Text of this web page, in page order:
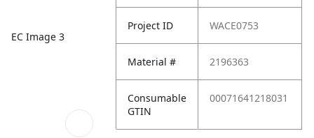
EC Image 3
Project ID WACE0753
Material # 2196363
Consumable
GTIN
00071641218031